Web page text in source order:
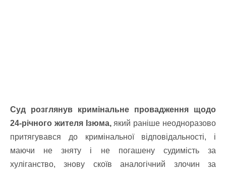
Суд розглянув кримінальне провадження щодо
24-річного жителя Ізюма,який раніше неодноразово
притягувався до кримінальної відповідальності, і
маючи не зняту і не погашену судимість за
хуліганство, знову скоїв аналогічний злочин за